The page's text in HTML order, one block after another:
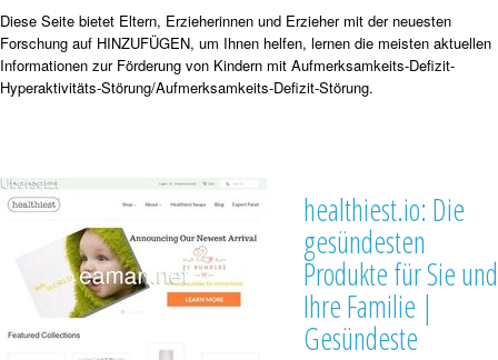
Diese Seite bietet Eltern, Erzieherinnen und Erzieher mit der neuesten
Forschung auf HINZUFÜGEN, um Ihnen helfen, lernen die meisten aktuellen
Informationen zur Förderung von Kindern mit Aufmerksamkeits-Defizit-
Hyperaktivitäts-Störung/Aufmerksamkeits-Defizit-Störung.
healthiest.io: Die
gesündesten
Produkte für Sie und
Ihre Familie |
Gesündeste